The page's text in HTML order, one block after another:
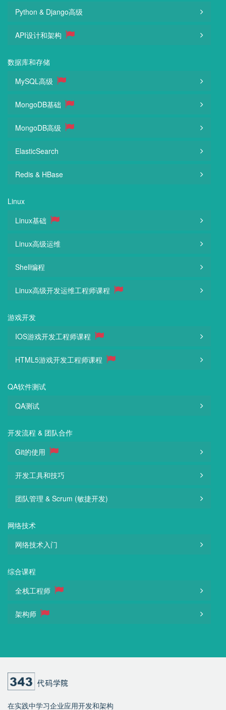
Python & Django高级
API设计和架构
数据库和存储
MySQL高级
MongoDB基础
MongoDB高级
ElasticSearch
Redis & HBase
Linux
Linux基础
Linux高级运维
Shell编程
Linux高级开发运维工程师课程
游戏开发
IOS游戏开发工程师课程
HTML5游戏开发工程师课程
QA软件测试
QA测试
开发流程 & 团队合作
Git的使用
开发工具和技巧
团队管理 & Scrum (敏捷开发)
网络技术
网络技术入门
综合课程
全栈工程师
架构师
在实践中学习企业应用开发和架构